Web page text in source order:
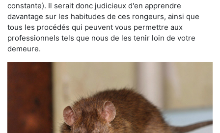
constante). Il serait donc judicieux d'en apprendre
davantage sur les habitudes de ces rongeurs, ainsi que
tous les procédés qui peuvent vous permettre aux
professionnels tels que nous de les tenir loin de votre
demeure.